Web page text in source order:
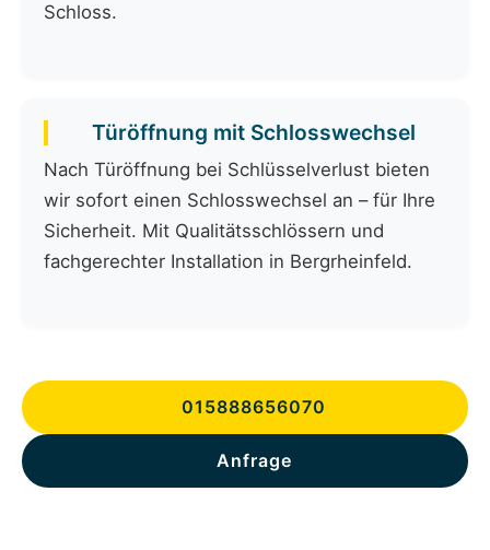
Schloss.
Türöffnung mit Schlosswechsel
Nach Türöffnung bei Schlüsselverlust bieten
wir sofort einen Schlosswechsel an – für Ihre
Sicherheit. Mit Qualitätsschlössern und
fachgerechter Installation in Bergrheinfeld.
015888656070
Anfrage